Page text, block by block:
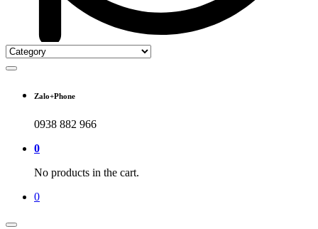
Zalo+Phone
0938 882 966
0
No products in the cart.
0